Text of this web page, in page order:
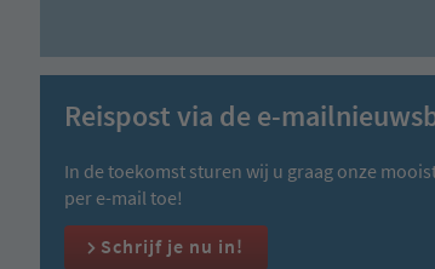
Reispost via de e-
In de toekomst sturen wij u graag onze
per e-mail toe!
Schrijf je nu in!